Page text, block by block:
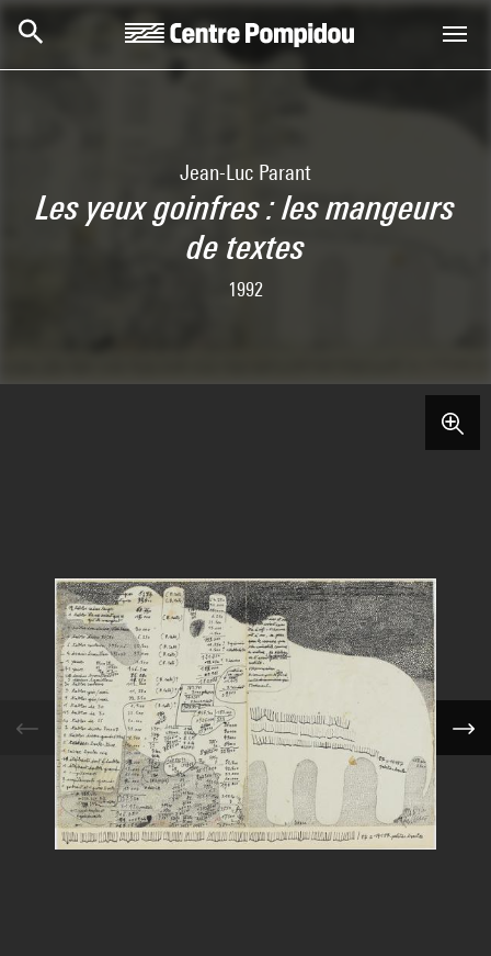
Jean-Luc Parant
Les yeux goinfres : les mangeurs
de textes
1992